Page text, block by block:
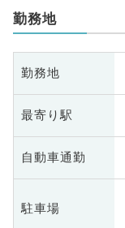
勤務地
勤務地
最寄り駅
自動車通勤
駐車場